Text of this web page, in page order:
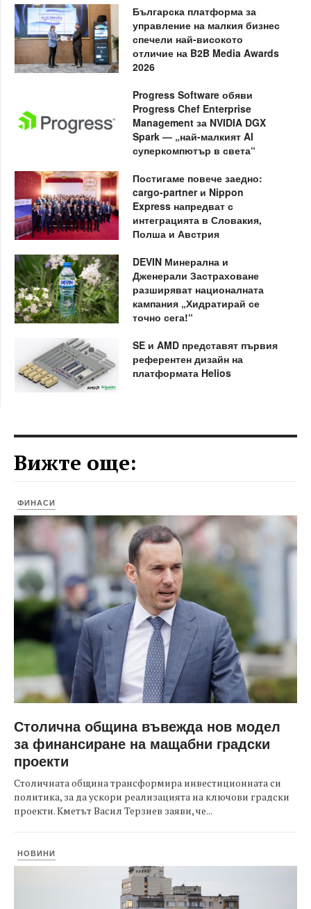
Българска платформа за
управление на малкия бизнес
спечели най-високото
отличие на B2B Media Awards
2026
Progress Software обяви
Progress Chef Enterprise
Management за NVIDIA DGX
Spark — „най-малкият AI
суперкомпютър в света“
Постигаме повече заедно:
cargo-partner и Nippon
Express напредват с
интеграцията в Словакия,
Полша и Австрия
DEVIN Минерална и
Дженерали Застраховане
разширяват националната
кампания „Хидратирай се
точно сега!“
SE и AMD представят първия
референтен дизайн на
платформата Helios
Вижте още:
ФИНАСИ
Столична община въвежда нов модел
за финансиране на мащабни градски
проекти
Столичната община трансформира инвестиционната си
политика, за да ускори реализацията на ключови градски
проекти. Кметът Васил Терзиев заяви, че...
НОВИНИ